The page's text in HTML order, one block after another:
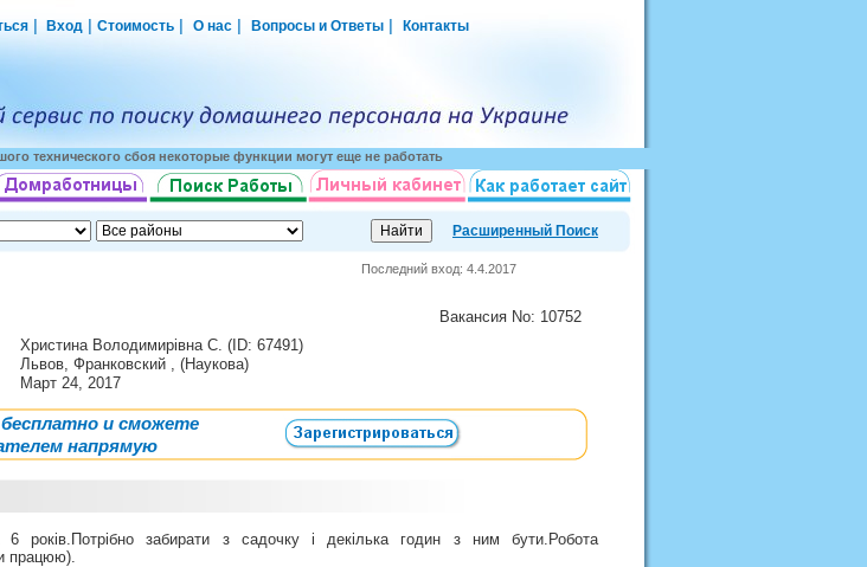
Вход Стоимость О нас Вопросы и Ответы Контакты
технического сбоя некоторые функции могут еще не работать
Расширенный Поиск
Последний вход: 4.4.2017
Вакансия No: 10752
Христина Володимирівна С. (ID: 67491)
Львов, Франковский , (Наукова)
Март 24, 2017
и сможете
напрямую
забирати з садочку і декілька годин з ним бути.Робота
працюю).